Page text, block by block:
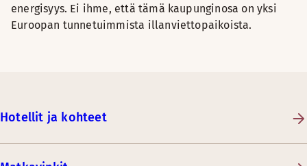
energisyys. Ei ihme, että tämä kaupunginosa on yksi
Euroopan tunnetuimmista illanviettopaikoista.
Hotellit ja kohteet